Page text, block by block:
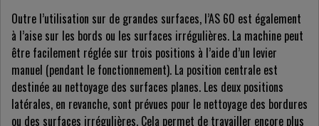
Outre l’utilisation sur de grandes surfaces, l’AS 60 est également
à l’aise sur les bords ou les surfaces irrégulières. La machine peut
être facilement réglée sur trois positions à l’aide d’un levier
manuel (pendant le fonctionnement). La position centrale est
destinée au nettoyage des surfaces planes. Les deux positions
latérales, en revanche, sont prévues pour le nettoyage des bordures
ou des surfaces irrégulières. Cela permet de travailler encore plus